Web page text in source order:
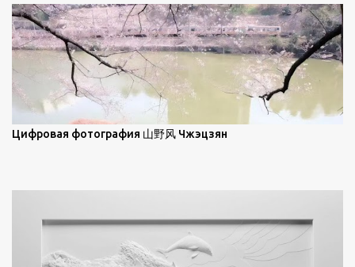
Брайан Шервин прокомментировал картины художника,
заявив, что "Такаюки Харада сочетает в себе классическую
элегантность живописи с реалиями современной жизни. В
некотором смысле, персонажи его картин предлагают
зрителям незаконченный рассказ, который усиливается его
уникальной манерой использования освещения". Для
просмотра всех работ, посетите страницу –
Цифровая фотография 山野风 Чжэцзян